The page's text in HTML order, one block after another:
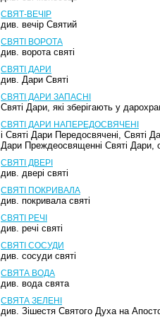
СВЯТ-ВЕЧІР
див. вечір Святий
СВЯТІ ВОРОТА
див. ворота святі
СВЯТІ ДАРИ
див. Дари Святі
СВЯТІ ДАРИ ЗАПАСНІ
Святі Дари, які зберігають у
СВЯТІ ДАРИ НАПЕРЕДОСВЯЧЕНІ
і Святі Дари Передосвячені, Святі
Дари Преждеосвященні Святі Дари,
СВЯТІ ДВЕРІ
див. двері святі
СВЯТІ ПОКРИВАЛА
див. покривала святі
СВЯТІ РЕЧІ
див. речі святі
СВЯТІ СОСУДИ
див. сосуди святі
СВЯТА ВОДА
див. вода свята
СВЯТА ЗЕЛЕНІ
див. Зішестя Святого Духа на